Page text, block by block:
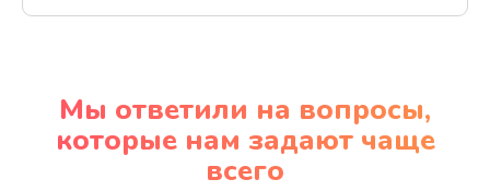
Заказать
Профилактическая чистка
Мы ответили на вопросы,
которые нам задают чаще
всего